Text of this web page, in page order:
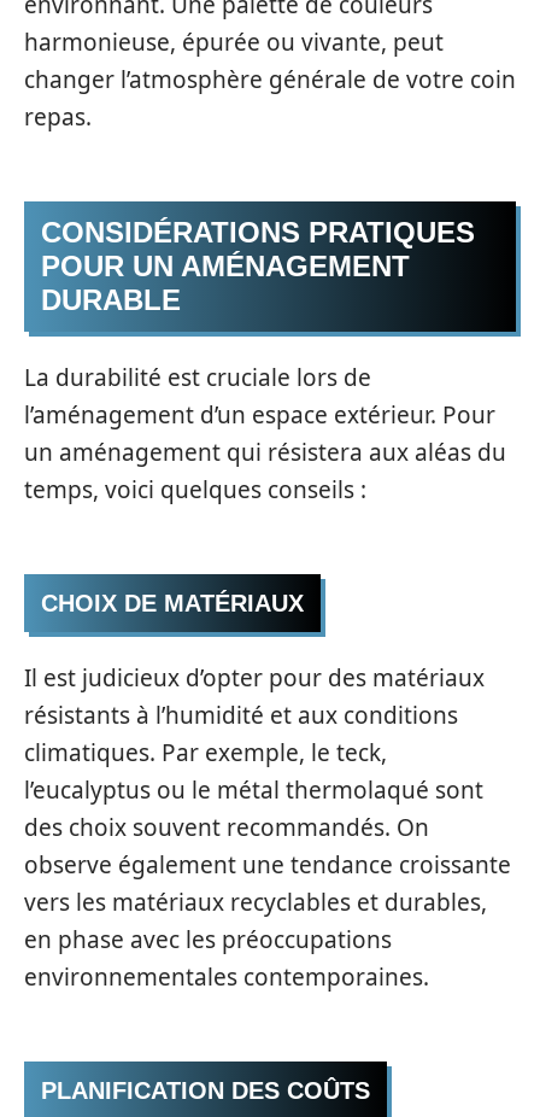
harmonieuse, épurée ou vivante, peut
changer l’atmosphère générale de votre coin
repas.
CONSIDÉRATIONS PRATIQUES
POUR UN AMÉNAGEMENT
DURABLE
La durabilité est cruciale lors de
l’aménagement d’un espace extérieur. Pour
un aménagement qui résistera aux aléas du
temps, voici quelques conseils :
CHOIX DE MATÉRIAUX
Il est judicieux d’opter pour des matériaux
résistants à l’humidité et aux conditions
climatiques. Par exemple, le teck,
l’eucalyptus ou le métal thermolaqué sont
des choix souvent recommandés. On
observe également une tendance croissante
vers les matériaux recyclables et durables,
en phase avec les préoccupations
environnementales contemporaines.
PLANIFICATION DES COÛTS